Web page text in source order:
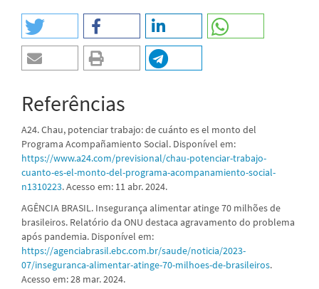
Referências
A24. Chau, potenciar trabajo: de cuánto es el monto del
Programa Acompañamiento Social. Disponível em:
https://www.a24.com/previsional/chau-potenciar-trabajo-
cuanto-es-el-monto-del-programa-acompanamiento-social-
n1310223. Acesso em: 11 abr. 2024.
AGÊNCIA BRASIL. Insegurança alimentar atinge 70 milhões de
brasileiros. Relatório da ONU destaca agravamento do problema
após pandemia. Disponível em:
https://agenciabrasil.ebc.com.br/saude/noticia/2023-
07/inseguranca-alimentar-atinge-70-milhoes-de-brasileiros.
Acesso em: 28 mar. 2024.